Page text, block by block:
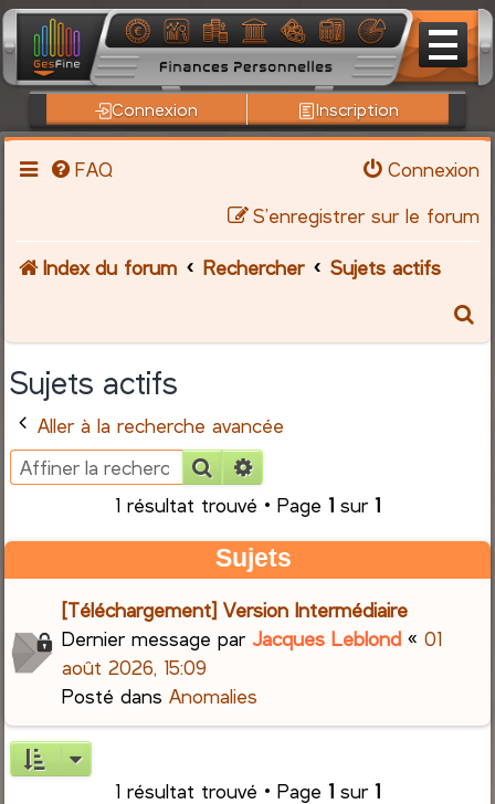
Connexion Inscription
FAQ
Connexion
S’enregistrer sur le forum
Index du forum Rechercher
Sujets actifs
r
c
r
Sujets actifs
Aller à la recherche avancée
Rechercher
1 résultat trouvé • Page 1 sur 1
Sujets
[Téléchargement] Version Intermédiaire
Dernier message parJacques Leblond «01
août 2026, 15:09
Posté dansAnomalies
1 résultat trouvé • Page 1 sur 1